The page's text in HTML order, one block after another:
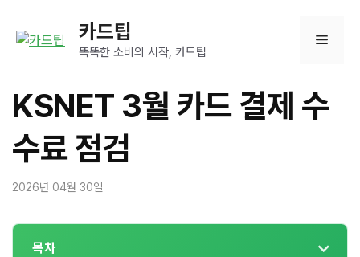
카드팁
똑똑한 소비의 시작, 카드팁
메
KSNET 3월 카드 결제 수
수료 점검
2026년 04월 30일
목차